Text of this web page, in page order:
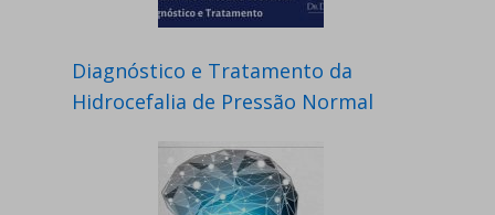
Diagnóstico e Tratamento da
Hidrocefalia de Pressão Normal